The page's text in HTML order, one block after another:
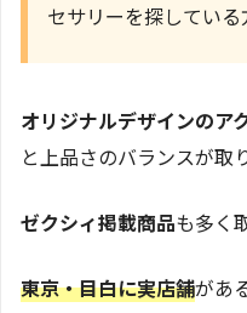
セサリーを探している
オリジナルデザインのア
と上品さのバランスが取
ゼクシィ掲載商品も多く
東京・目白に実店舗があ